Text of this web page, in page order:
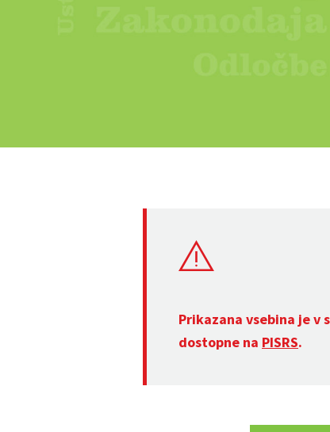
Prikazana vsebina je v
dostopne na PISRS.